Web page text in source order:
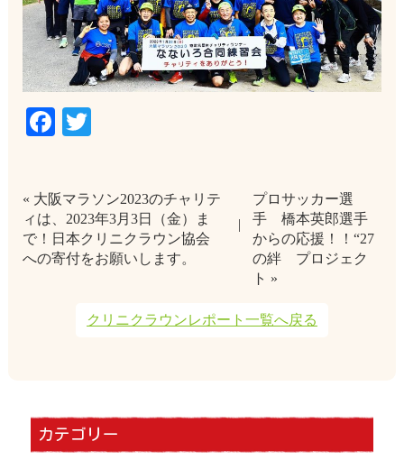
Facebook
Twitter
« 大阪マラソン2023のチャリテ
ィは、2023年3月3日（金）ま
で！日本クリニクラウン協会
への寄付をお願いします。
プロサッカー選
手 橋本英郎選手
からの応援！！“27
の絆 プロジェク
ト »
クリニクラウンレポート一覧へ戻る
カテゴリー